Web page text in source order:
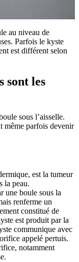
au niveau de
Parfois le kyste
est différent selon
sont les
sous l’aisselle.
même parfois devenir
est la tumeur
la peau.
une boule sous la
renferme un
constitué de
est produit par la
communique avec
appelé pertuis.
notamment